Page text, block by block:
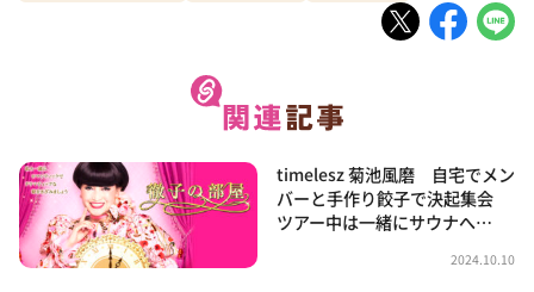
timelesz 菊池風磨 自宅でメン
バーと手作り餃子で決起集会
ツアー中は一緒にサウナへ…
2024.10.10